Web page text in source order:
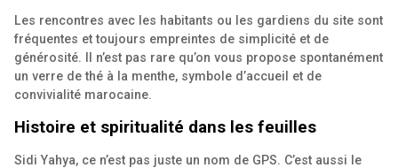
Les rencontres avec les habitants ou les gardiens du site sont
fréquentes et toujours empreintes de simplicité et de
générosité. Il n’est pas rare qu’on vous propose spontanément
un verre de thé à la menthe, symbole d’accueil et de
convivialité marocaine.
Histoire et spiritualité dans les feuilles
Sidi Yahya, ce n’est pas juste un nom de GPS. C’est aussi le